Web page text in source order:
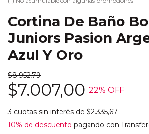
Cortina De Baño
Juniors Pasion
Azul Y Oro
$8.952,79
$7.007,00 22% OFF
3 cuotas sin interés de $2.335,67
10% de descuento pagando con